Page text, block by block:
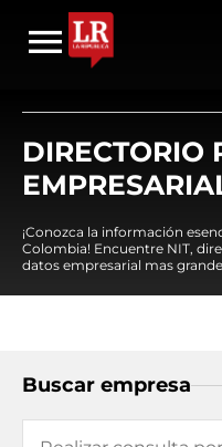
DIRECTORIO
¡Conozca la información
Colombia! Encuentre NIT,
datos empresarial mas
Buscar empresa